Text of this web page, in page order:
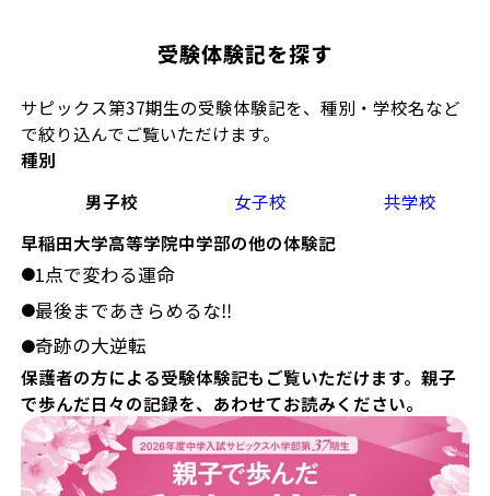
受験体験記を探す
サピックス第37期生の受験体験記を、種別・学校名など
で絞り込んでご覧いただけます。
種別
男子校
女子校
共学校
早稲田大学高等学院中学部の他の体験記
●1点で変わる運命
●最後まであきらめるな‼
●奇跡の大逆転
保護者の方による受験体験記もご覧いただけます。親子
で歩んだ日々の記録を、あわせてお読みください。